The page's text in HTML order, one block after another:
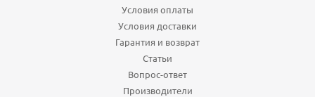
Условия оплаты
Условия доставки
Гарантия и возврат
Статьи
Вопрос-ответ
Производители